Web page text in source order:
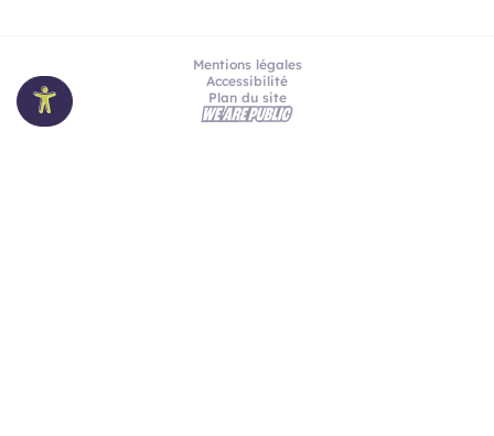
Mentions légales
Accessibilité
Plan du site